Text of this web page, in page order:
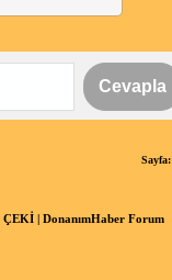
Cevapla
Sayfa:
| DonanımHaber Forum